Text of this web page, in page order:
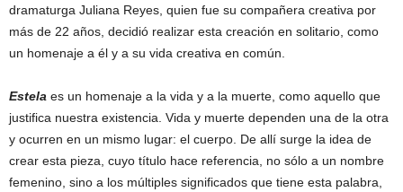
dramaturga Juliana Reyes, quien fue su compañera creativa por
más de 22 años, decidió realizar esta creación en solitario, como
un homenaje a él y a su vida creativa en común.
Estela es un homenaje a la vida y a la muerte, como aquello que
justifica nuestra existencia. Vida y muerte dependen una de la otra
y ocurren en un mismo lugar: el cuerpo. De allí surge la idea de
crear esta pieza, cuyo título hace referencia, no sólo a un nombre
femenino, sino a los múltiples significados que tiene esta palabra,